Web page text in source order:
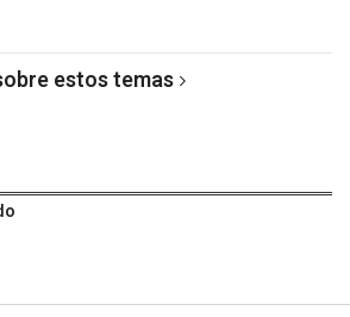
estos temas